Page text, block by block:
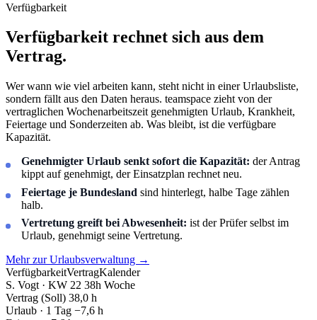
Verfügbarkeit
Verfügbarkeit rechnet sich aus dem
Vertrag.
Wer wann wie viel arbeiten kann, steht nicht in einer Urlaubsliste,
sondern fällt aus den Daten heraus. teamspace zieht von der
vertraglichen Wochenarbeitszeit genehmigten Urlaub, Krankheit,
Feiertage und Sonderzeiten ab. Was bleibt, ist die verfügbare
Kapazität.
Genehmigter Urlaub senkt sofort die Kapazität: der Antrag
kippt auf genehmigt, der Einsatzplan rechnet neu.
Feiertage je Bundesland sind hinterlegt, halbe Tage zählen
halb.
Vertretung greift bei Abwesenheit: ist der Prüfer selbst im
Urlaub, genehmigt seine Vertretung.
Mehr zur Urlaubsverwaltung →
VerfügbarkeitVertragKalender
S. Vogt · KW 22 38h Woche
Vertrag (Soll) 38,0 h
Urlaub · 1 Tag −7,6 h